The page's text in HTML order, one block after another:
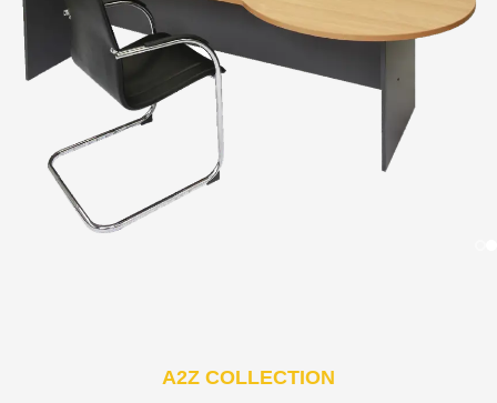
A2Z COLLECTION